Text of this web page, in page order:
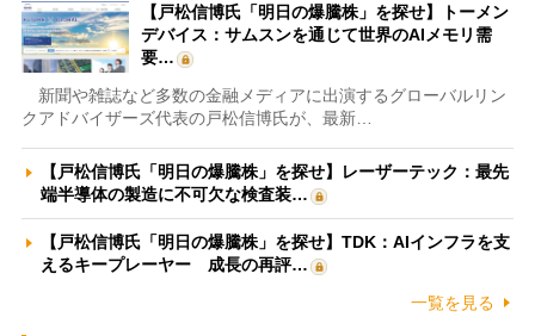
【戸松信博氏「明日の爆騰株」を探せ】トーメン
デバイス：サムスンを通じて世界のAIメモリ需
要…
新聞や雑誌など多数の金融メディアに出演するグローバルリン
クアドバイザーズ代表の戸松信博氏が、最新…
【戸松信博氏「明日の爆騰株」を探せ】レーザーテック：最先
端半導体の製造に不可欠な検査装…
【戸松信博氏「明日の爆騰株」を探せ】TDK：AIインフラを支
えるキープレーヤー 成長の再評…
一覧を見る